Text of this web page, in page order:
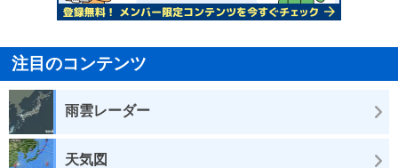
注目のコンテンツ
雨雲レーダー
天気図